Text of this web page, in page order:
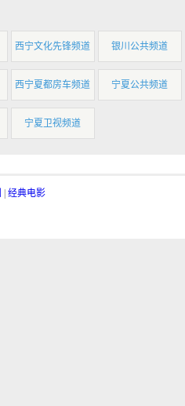
西宁文化先锋频道 银川公共频道
西宁夏都房车频道 宁夏公共频道
宁夏卫视频道
经典电影